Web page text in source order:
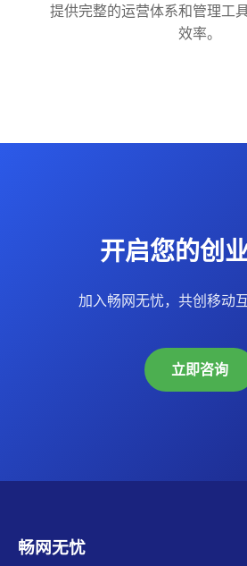
提供完整的运营体系和管理工
效率。
开启您的创
加入畅网无忧，共创移动
立即咨询
畅网无忧